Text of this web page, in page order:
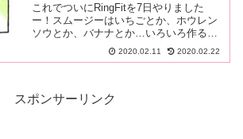
これでついにRingFitを7日やりました
ー！スムージーはいちごとか、ホウレン
ソウとか、バナナとか…いろいろ作るこ
とができます。ステージをこなしてい
2020.02.11 2020.02.22
スポンサーリンク